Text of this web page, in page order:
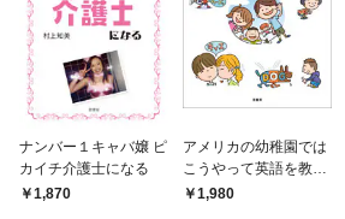
ナンバー１キャバ嬢 ピ
カイチ介護士になる
1,870
アメリカの幼稚園では
こうやって英語を教え
ている
1,980